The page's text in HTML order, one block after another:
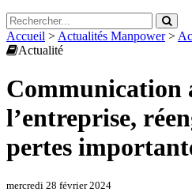
Accueil > Actualités Manpower>
Actualité
Communication
l’entreprise,
pertes
mercredi 28 février 2024